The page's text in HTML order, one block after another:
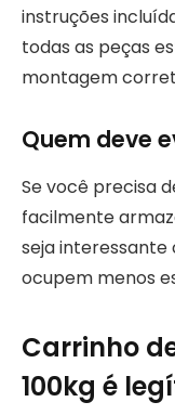
instruções
todas as peças
montagem
Quem deve
Se você precisa
facilmente
seja interessante
ocupem menos
Carrinho
100kg é